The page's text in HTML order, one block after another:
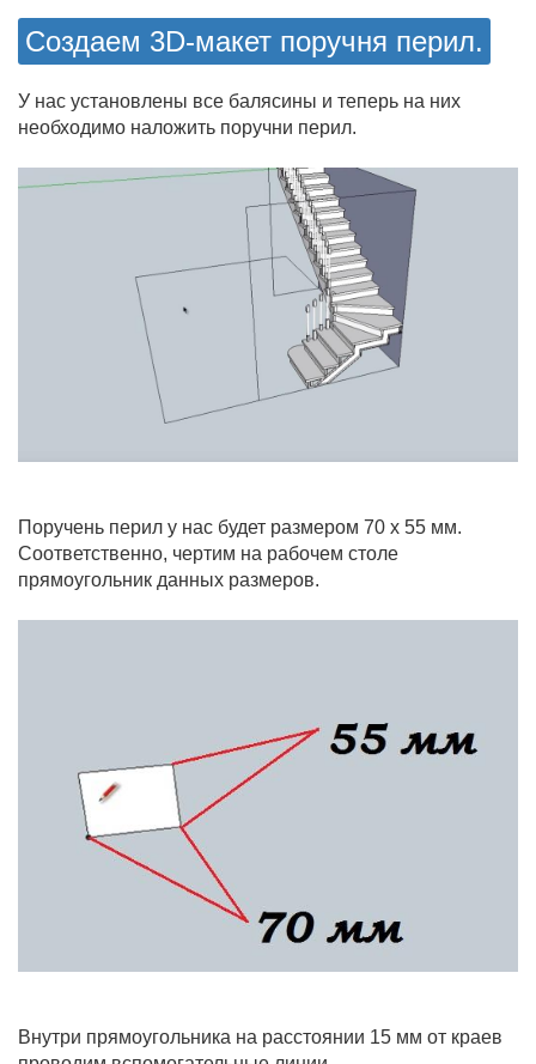
Создаем 3D-макет поручня перил.
У нас установлены все балясины и теперь на них
необходимо наложить поручни перил.
Поручень перил у нас будет размером 70 х 55 мм.
Соответственно, чертим на рабочем столе
прямоугольник данных размеров.
Внутри прямоугольника на расстоянии 15 мм от краев